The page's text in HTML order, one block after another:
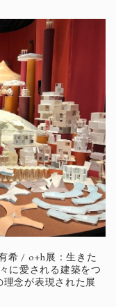
希 / o+h展：⽣きた
に愛される建築をつ
念が表現された展